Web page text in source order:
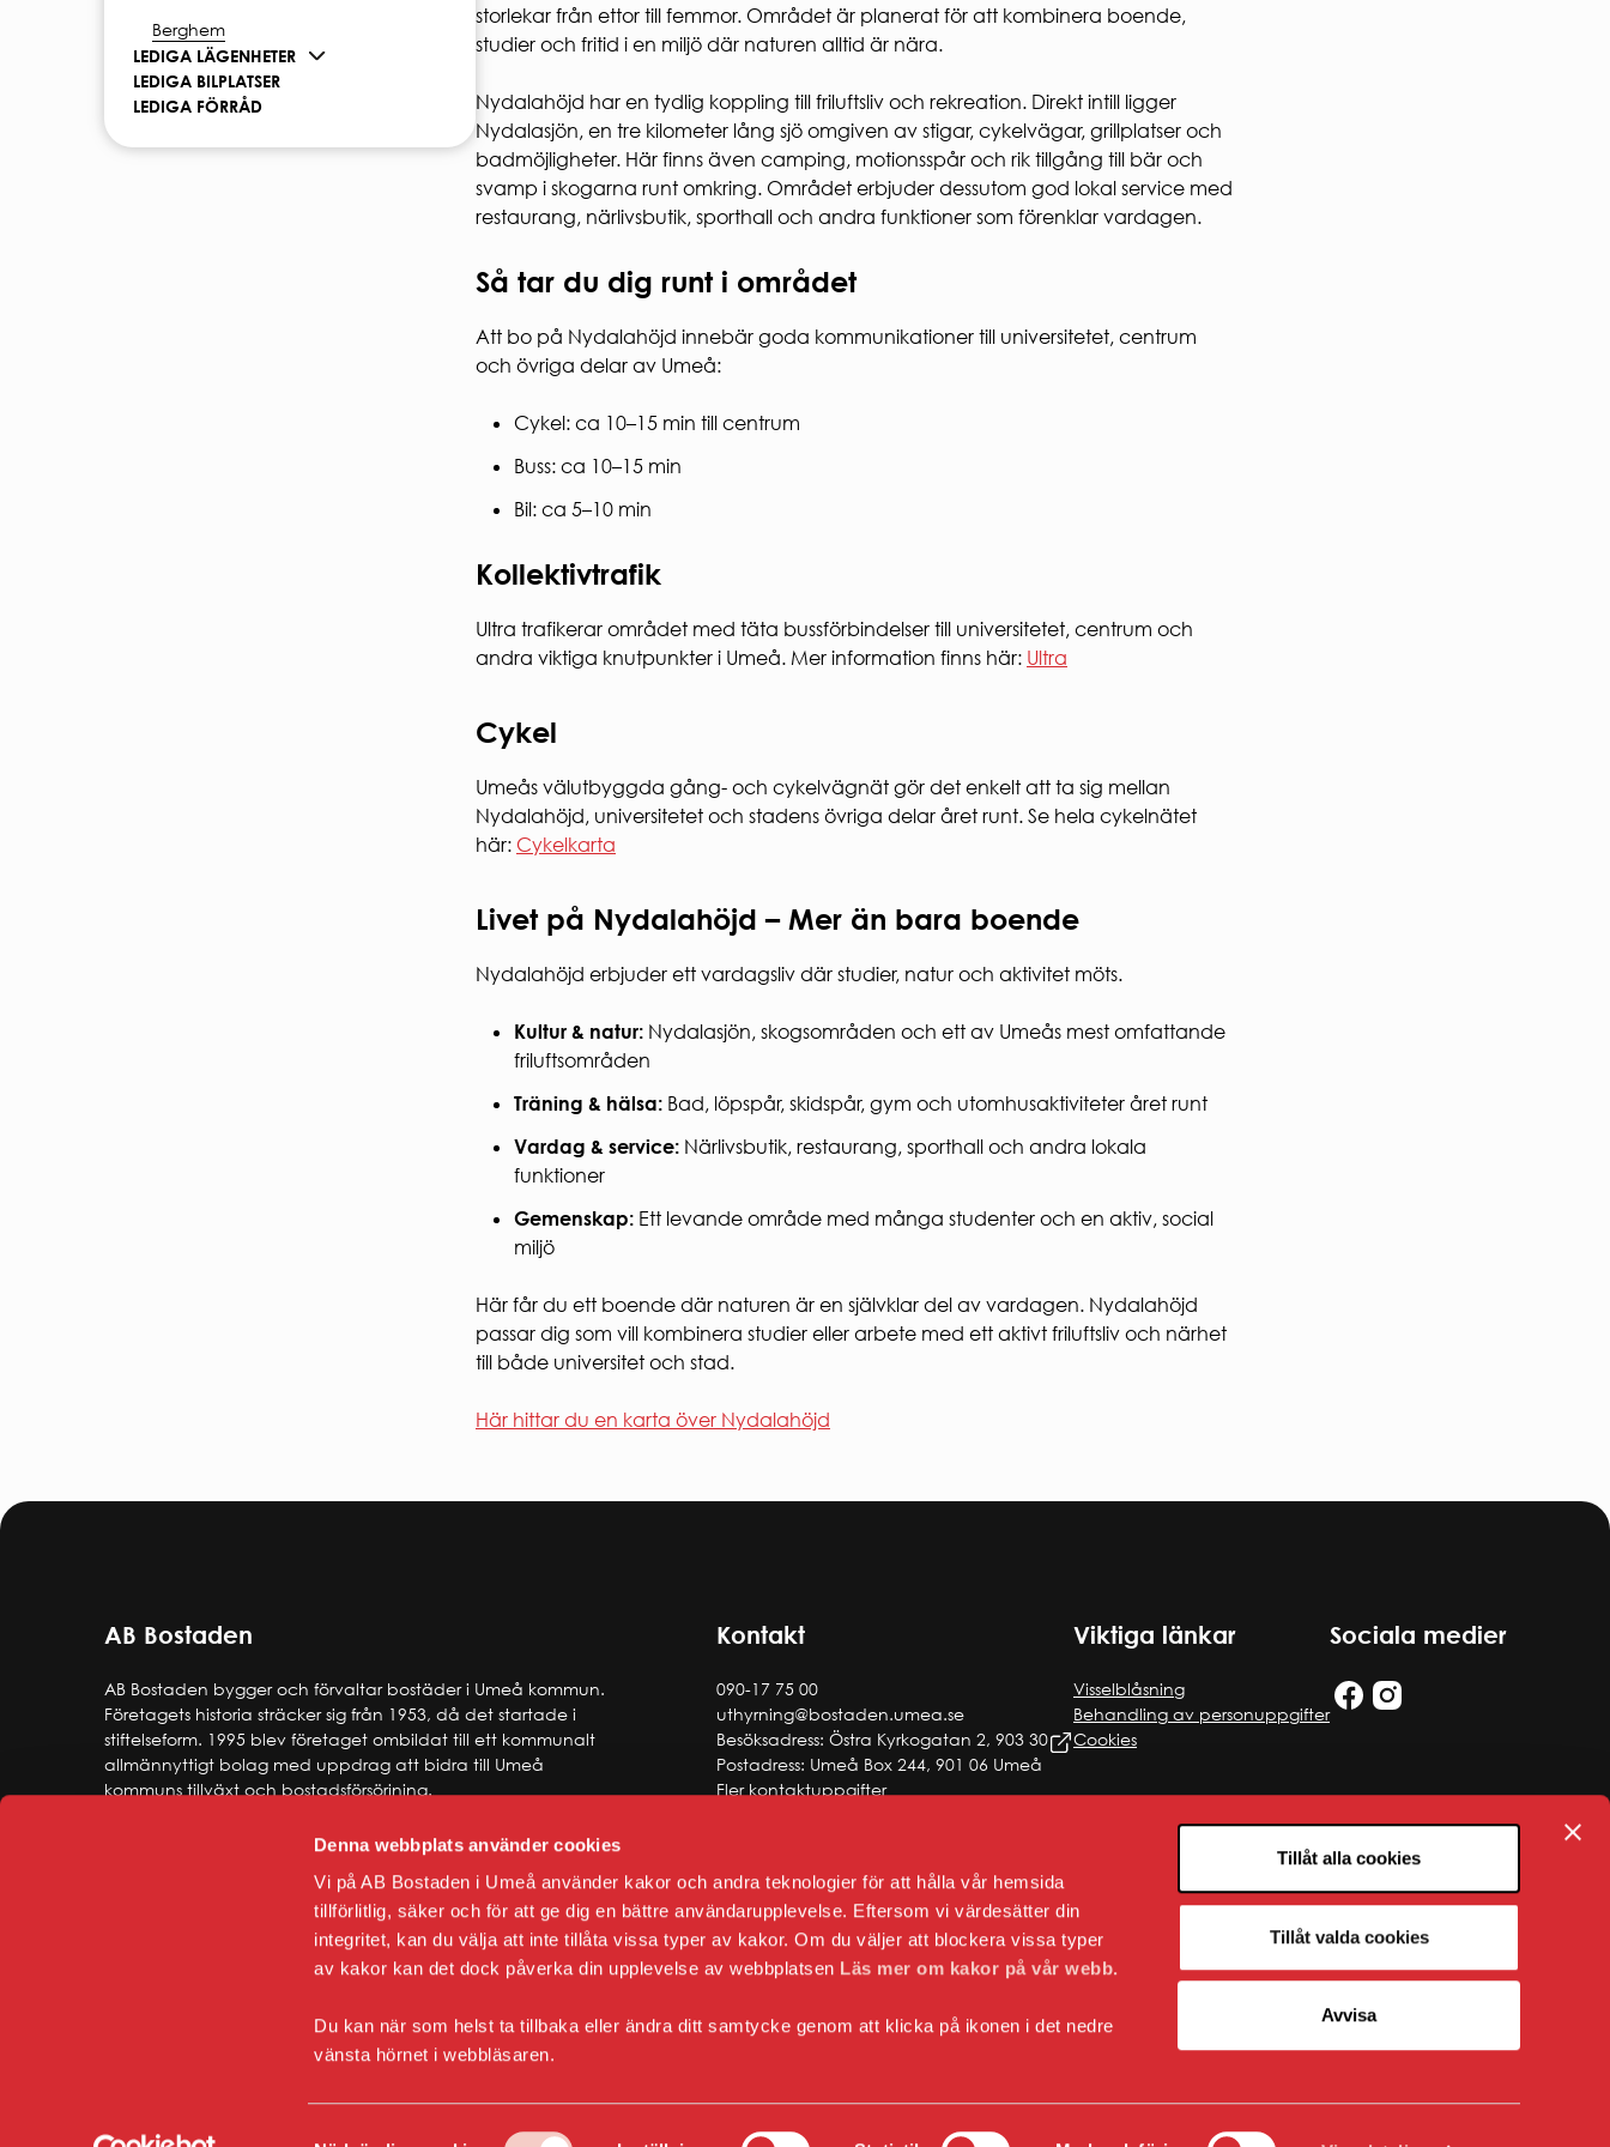
Denna webbplats använder cookies
Vi på AB Bostaden i Umeå använder kakor och andra teknologier för att hålla vår hemsida
tillförlitlig, säker och för att ge dig en bättre användarupplevelse. Eftersom vi värdesätter din
integritet, kan du välja att inte tillåta vissa typer av kakor. Om du väljer att blockera vissa typer
av kakor kan det dock påverka din upplevelse av webbplatsen Läs mer om kakor på vår webb.
Du kan när som helst ta tillbaka eller ändra ditt samtycke genom att klicka på ikonen i det nedre
vänsta hörnet i webbläsaren.
Tillåt alla cookies
Tillåt valda cookies
Avvisa
Brandsäkerhet
Gårdssäkerhet
FÖR ENTREPRENÖRER
E-faktura för offentlig sektor
Berghem
LEDIGA LÄGENHETER
LEDIGA BILPLATSER
LEDIGA FÖRRÅD
storlekar från ettor till femmor. Området är planerat för att kombinera boende,
studier och fritid i en miljö där naturen alltid är nära.
Nydalahöjd har en tydlig koppling till friluftsliv och rekreation. Direkt intill ligger
Nydalasjön, en tre kilometer lång sjö omgiven av stigar, cykelvägar, grillplatser och
badmöjligheter. Här finns även camping, motionsspår och rik tillgång till bär och
svamp i skogarna runt omkring. Området erbjuder dessutom god lokal service med
restaurang, närlivsbutik, sporthall och andra funktioner som förenklar vardagen.
Så tar du dig runt i området
Att bo på Nydalahöjd innebär goda kommunikationer till universitetet, centrum
och övriga delar av Umeå:
Cykel: ca 10–15 min till centrum
Buss: ca 10–15 min
Bil: ca 5–10 min
Kollektivtrafik
Ultra trafikerar området med täta bussförbindelser till universitetet, centrum och
andra viktiga knutpunkter i Umeå. Mer information finns här: Ultra
Cykel
Umeås välutbyggda gång- och cykelvägnät gör det enkelt att ta sig mellan
Nydalahöjd, universitetet och stadens övriga delar året runt. Se hela cykelnätet
här: Cykelkarta
Livet på Nydalahöjd – Mer än bara boende
Nydalahöjd erbjuder ett vardagsliv där studier, natur och aktivitet möts.
Kultur & natur: Nydalasjön, skogsområden och ett av Umeås mest omfattande
friluftsområden
Träning & hälsa: Bad, löpspår, skidspår, gym och utomhusaktiviteter året runt
Vardag & service: Närlivsbutik, restaurang, sporthall och andra lokala
funktioner
Gemenskap: Ett levande område med många studenter och en aktiv, social
miljö
Här får du ett boende där naturen är en självklar del av vardagen. Nydalahöjd
passar dig som vill kombinera studier eller arbete med ett aktivt friluftsliv och närhet
till både universitet och stad.
Här hittar du en karta över Nydalahöjd
AB Bostaden
AB Bostaden bygger och förvaltar bostäder i Umeå kommun.
Företagets historia sträcker sig från 1953, då det startade i
stiftelseform. 1995 blev företaget ombildat till ett kommunalt
allmännyttigt bolag med uppdrag att bidra till Umeå
kommuns tillväxt och bostadsförsörjning.
Kontakt
090-17 75 00
uthyrning@bostaden.umea.se
Besöksadress: Östra Kyrkogatan 2, 903 30
Postadress: Umeå Box 244, 901 06 Umeå
Fler kontaktuppgifter
Viktiga länkar
Visselblåsning
Behandling av personuppgifter
Cookies
Sociala medier